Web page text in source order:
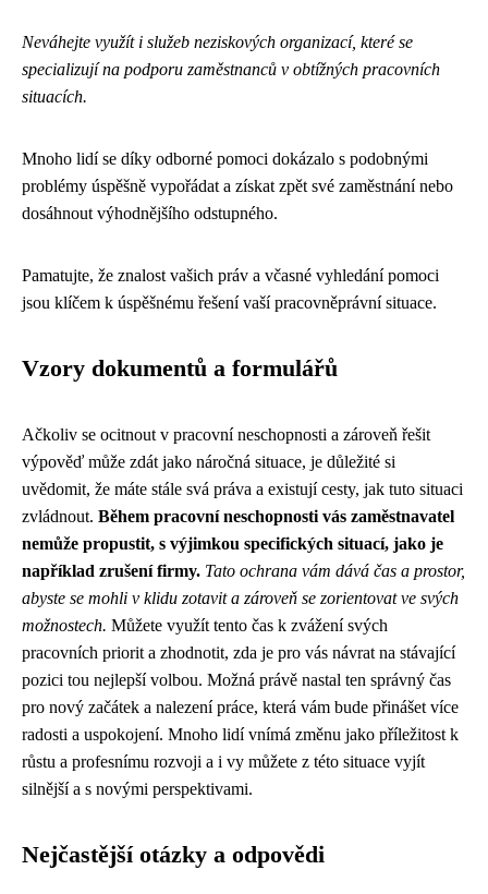
Neváhejte využít i služeb neziskových organizací, které se
specializují na podporu zaměstnanců v obtížných pracovních
situacích.
Mnoho lidí se díky odborné pomoci dokázalo s podobnými
problémy úspěšně vypořádat a získat zpět své zaměstnání nebo
dosáhnout výhodnějšího odstupného.
Pamatujte, že znalost vašich práv a včasné vyhledání pomoci
jsou klíčem k úspěšnému řešení vaší pracovněprávní situace.
Vzory dokumentů a formulářů
Ačkoliv se ocitnout v pracovní neschopnosti a zároveň řešit
výpověď může zdát jako náročná situace, je důležité si
uvědomit, že máte stále svá práva a existují cesty, jak tuto situaci
zvládnout. Během pracovní neschopnosti vás zaměstnavatel
nemůže propustit, s výjimkou specifických situací, jako je
například zrušení firmy. Tato ochrana vám dává čas a prostor,
abyste se mohli v klidu zotavit a zároveň se zorientovat ve svých
možnostech. Můžete využít tento čas k zvážení svých
pracovních priorit a zhodnotit, zda je pro vás návrat na stávající
pozici tou nejlepší volbou. Možná právě nastal ten správný čas
pro nový začátek a nalezení práce, která vám bude přinášet více
radosti a uspokojení. Mnoho lidí vnímá změnu jako příležitost k
růstu a profesnímu rozvoji a i vy můžete z této situace vyjít
silnější a s novými perspektivami.
Nejčastější otázky a odpovědi